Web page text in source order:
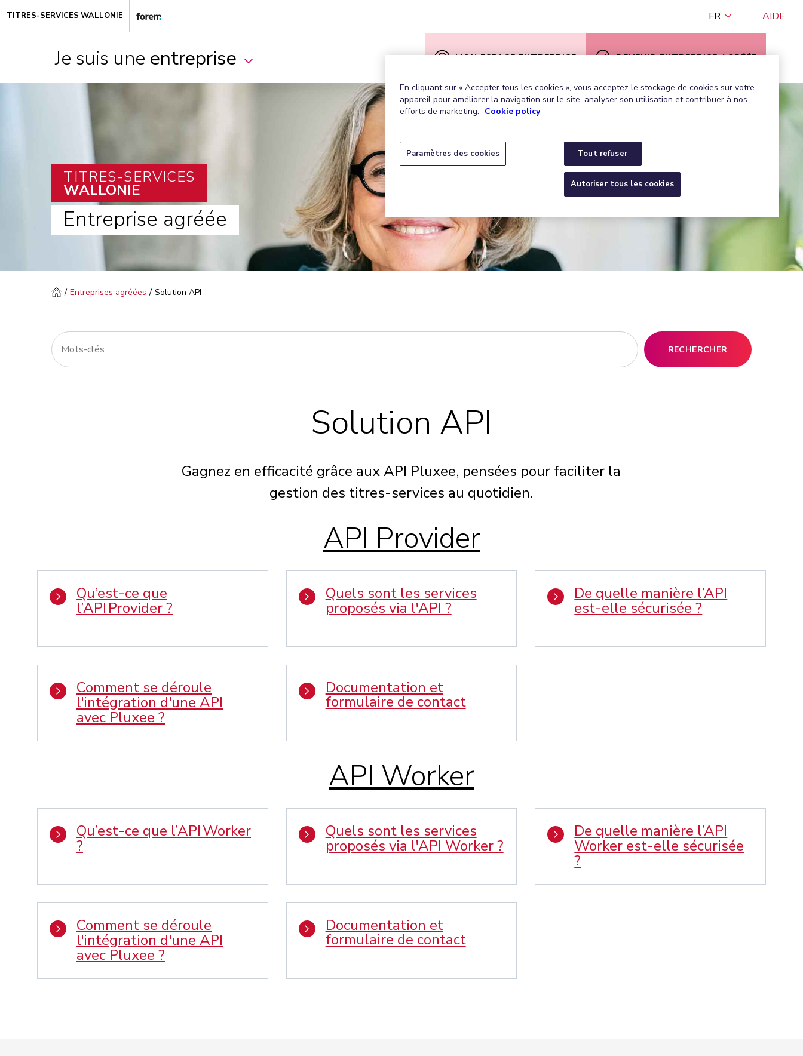
TITRES-SERVICES WALLONIE FR AIDE
Je suis une entreprise MON ESPACE ENTREPRISE DEVENIR ENTREPRISE AGRÉÉE
TITRES-SERVICES
WALLONIE
Entreprise agréée
Entreprises agréées Solution API
RECHERCHER
Solution API
Gagnez en efficacité grâce aux API Pluxee, pensées pour faciliter la
gestion des titres-services au quotidien.
API Provider
Qu’est-ce que
l’API Provider ?
Quels sont les services
proposés via l'API ?
De quelle manière l’API
est-elle sécurisée ?
Comment se déroule
l'intégration d'une API
avec Pluxee ?
Documentation et
formulaire de contact
API Worker
Qu’est-ce que l’API Worker
?
Quels sont les services
proposés via l'API Worker ?
De quelle manière l’API
Worker est-elle sécurisée
?
Comment se déroule
l'intégration d'une API
avec Pluxee ?
Documentation et
formulaire de contact
En cliquant sur « Accepter tous les cookies », vous acceptez le stockage de cookies sur votre
appareil pour améliorer la navigation sur le site, analyser son utilisation et contribuer à nos
efforts de marketing. Cookie policy
Tout refuser
Autoriser tous les cookies
Paramètres des cookies